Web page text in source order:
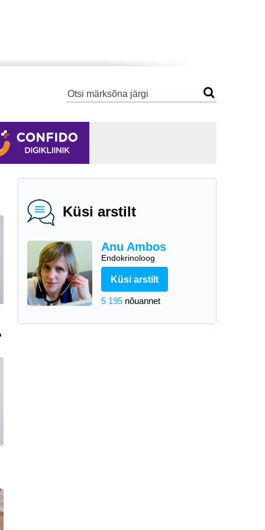
Küsi arstilt
Anu Ambos
Endokrinoloog
Küsi arstilt
5 195 nõuannet